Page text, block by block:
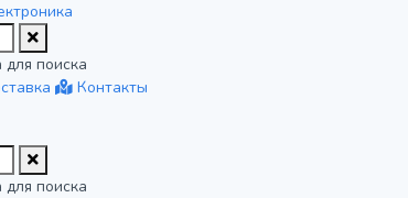
поиска
Контакты
поиска